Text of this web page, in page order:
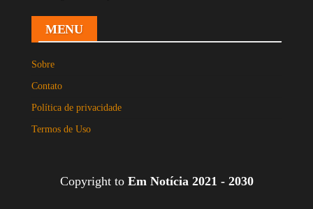
MENU
Sobre
Contato
Política de privacidade
Termos de Uso
Copyright to Em Notícia 2021 - 2030